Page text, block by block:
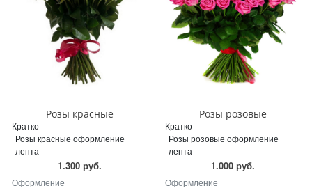
Розы красные
Кратко
Розы красные оформление
лента
1.300 руб.
Оформление
Розы розовые
Кратко
Розы розовые оформление
лента
1.000 руб.
Оформление